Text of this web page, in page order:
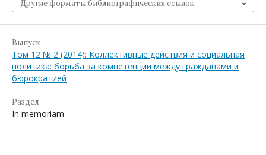
Другие форматы библиографических ссылок
Выпуск
Том 12 № 2 (2014): Коллективные действия и социальная
политика: борьба за компетенции между гражданами и
бюрократией
Раздел
In memoriam